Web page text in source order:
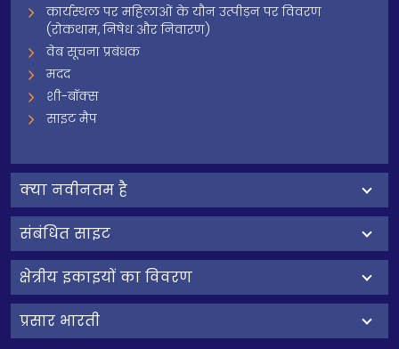
कार्यस्थल पर महिलाओं के यौन उत्पीड़न पर विवरण
(रोकथाम, निषेध और निवारण)
वेब सूचना प्रबंधक
मदद
शी-बॉक्स
साइट मैप
क्‍या नवीनतम है
संबंधित साइट
क्षेत्रीय इकाइयों का विवरण
प्रसार भारती